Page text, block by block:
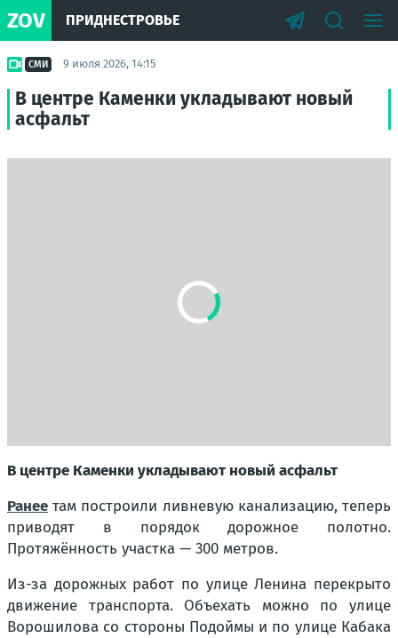
ZOV ПРИДНЕСТРОВЬЕ
СМИ 9 июля 2026, 14:15
В центре Каменки укладывают новый
асфальт
В центре Каменки укладывают новый асфальт
Ранее там построили ливневую канализацию, теперь
приводят в порядок дорожное полотно.
Протяжённость участка — 300 метров.
Из-за дорожных работ по улице Ленина перекрыто
движение транспорта. Объехать можно по улице
Ворошилова со стороны Подоймы и по улице Кабака